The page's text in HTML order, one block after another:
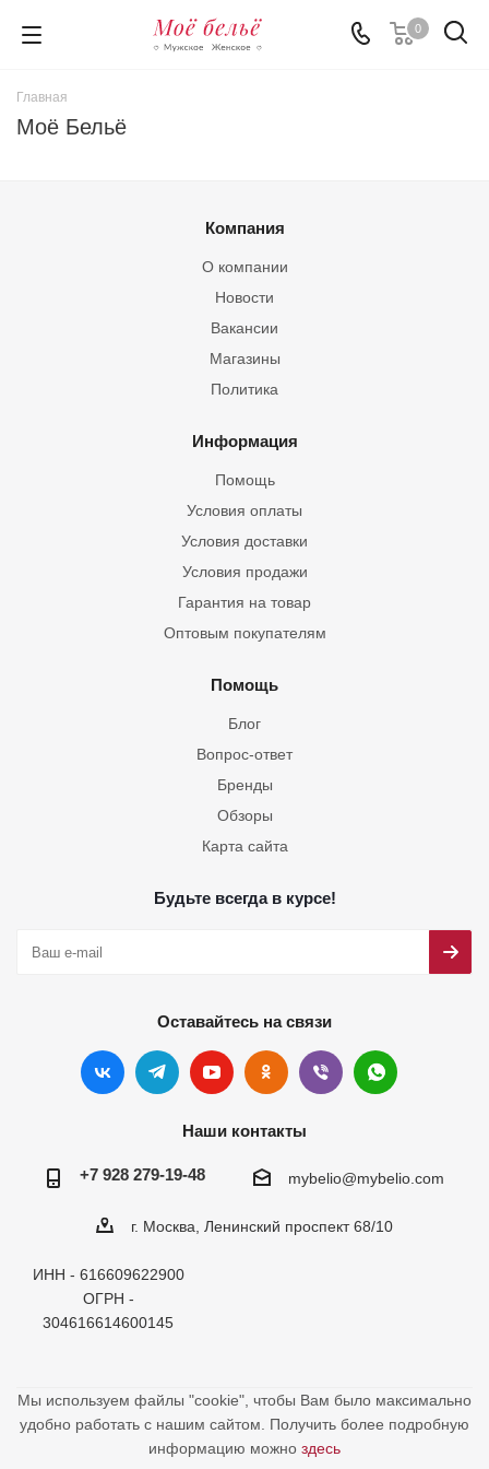
0
Главная
Моё Бельё
Компания
О компании
Новости
Вакансии
Магазины
Политика
Информация
Помощь
Условия оплаты
Условия доставки
Условия продажи
Гарантия на товар
Оптовым покупателям
Помощь
Блог
Вопрос-ответ
Бренды
Обзоры
Карта сайта
Будьте всегда в курсе!
Оставайтесь на связи
Наши контакты
+7 928 279-19-48 mybelio@mybelio.com
г. Москва, Ленинский проспект 68/10
ИНН - 616609622900
ОГРН -
304616614600145
Мы используем файлы "cookie", чтобы Вам было максимально
удобно работать с нашим сайтом. Получить более подробную
информацию можно здесь